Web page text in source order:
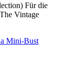
Für die
Vintage